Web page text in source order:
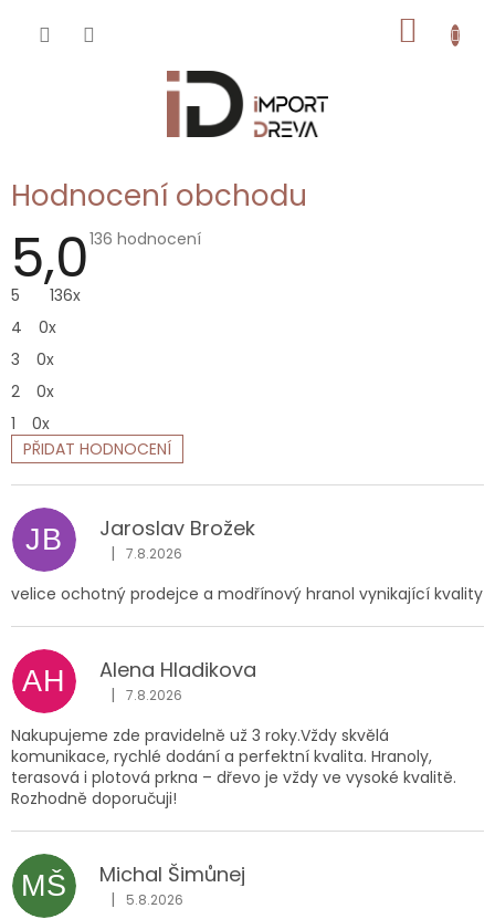
KOŠÍK
Hodnocení obchodu
5,0Průměrné
136 hodnocení
5
136x
4
0x
3
0x
2
0x
1
0x
PŘIDAT HODNOCENÍ
V
p
i
s
h
o
n
o
e
n
í
JB Jaroslav Brožek
Hodnocení obchodu je 5 z 5 hvězdiček.
| 7.8.2026
velice ochotný prodejce a modřínový hranol vynikající kvality
AH Alena Hladikova
Hodnocení obchodu je 5 z 5 hvězdiček.
| 7.8.2026
Nakupujeme zde pravidelně už 3 roky.Vždy skvělá
komunikace, rychlé dodání a perfektní kvalita. Hranoly,
terasová i plotová prkna – dřevo je vždy ve vysoké kvalitě.
Rozhodně doporučuji!
MŠ Michal Šimůnej
Hodnocení obchodu je 5 z 5 hvězdiček.
| 5.8.2026